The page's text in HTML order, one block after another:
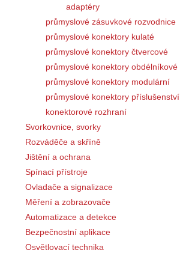
adaptéry
průmyslové zásuvkové rozvodnice
průmyslové konektory kulaté
průmyslové konektory čtvercové
průmyslové konektory obdélníkové
průmyslové konektory modulární
průmyslové konektory příslušenství
konektorové rozhraní
Svorkovnice, svorky
Rozváděče a skříně
Jištění a ochrana
Spínací přístroje
Ovladače a signalizace
Měření a zobrazovače
Automatizace a detekce
Bezpečnostní aplikace
Osvětlovací technika